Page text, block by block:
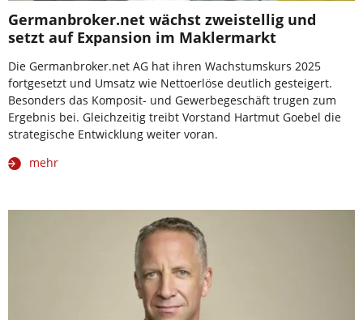
Germanbroker.net wächst zweistellig und
setzt auf Expansion im Maklermarkt
Die Germanbroker.net AG hat ihren Wachstumskurs 2025
fortgesetzt und Umsatz wie Nettoerlöse deutlich gesteigert.
Besonders das Komposit- und Gewerbegeschäft trugen zum
Ergebnis bei. Gleichzeitig treibt Vorstand Hartmut Goebel die
strategische Entwicklung weiter voran.
mehr